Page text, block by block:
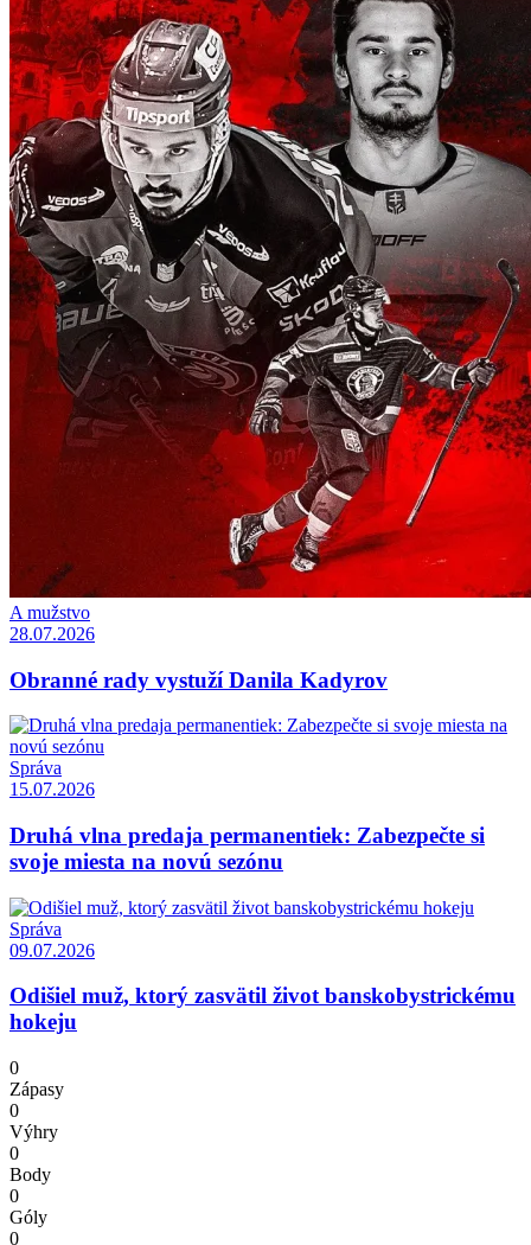
A mužstvo
28.07.2026
Obranné rady vystuží Danila Kadyrov
Správa
15.07.2026
Druhá vlna predaja permanentiek: Zabezpečte si
svoje miesta na novú sezónu
Správa
09.07.2026
Odišiel muž, ktorý zasvätil život banskobystrickému
hokeju
0
Zápasy
0
Výhry
0
Body
0
Góly
0